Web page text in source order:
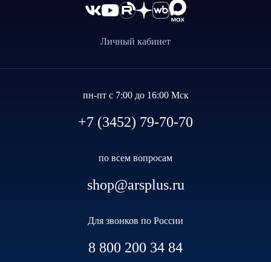
Личный кабинет
пн-пт с 7:00 до 16:00 Мск
+7 (3452) 79-70-70
по всем вопросам
shop@arsplus.ru
Для звонков по России
8 800 200 34 84